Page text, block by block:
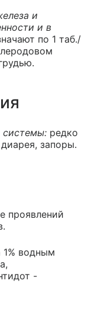
и
и в
по 1 таб./
системы: редко
запоры.
проявлений
водным
-